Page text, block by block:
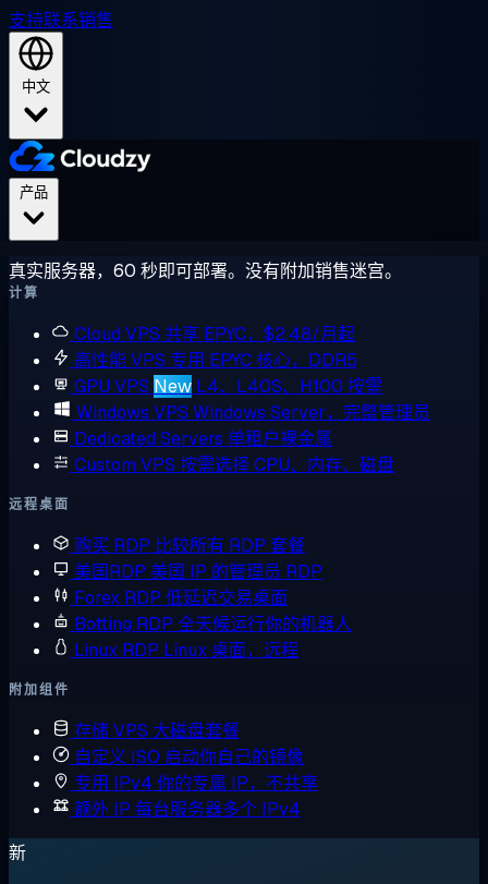
支持联系销售
中文
真实服务器，60 秒即可部署。没有附加销售迷宫。
计算
Cloud VPS 共享 EPYC，$2.48/月起
高性能 VPS 专用 EPYC 核心，DDR5
GPU VPS New L4、L40S、H100 按需
Windows VPS Windows Server，完整管理员
Dedicated Servers 单租户裸金属
Custom VPS 按需选择 CPU、内存、磁盘
远程桌面
购买 RDP 比较所有 RDP 套餐
美国RDP 美国 IP 的管理员 RDP
Forex RDP 低延迟交易桌面
Botting RDP 全天候运行你的机器人
Linux RDP Linux 桌面，远程
附加组件
存储 VPS 大磁盘套餐
自定义 ISO 启动你自己的镜像
专用 IPv4 你的专属 IP，不共享
额外 IP 每台服务器多个 IPv4
新